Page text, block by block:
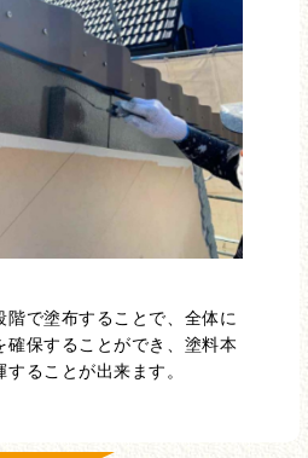
で塗布することで、全体に
確保することができ、塗料本
ることが出来ます。